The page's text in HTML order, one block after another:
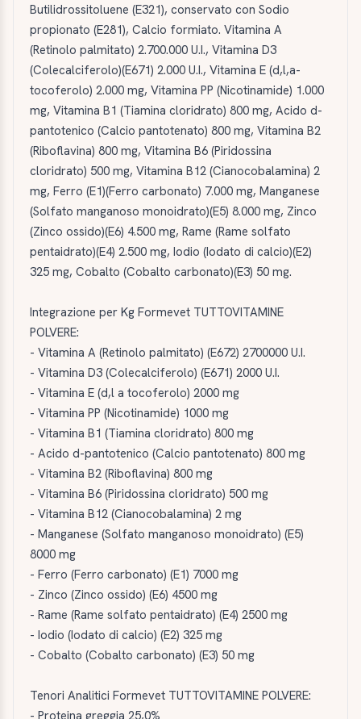
Butilidrossitoluene (E321), conservato con Sodio
propionato (E281), Calcio formiato. Vitamina A
(Retinolo palmitato) 2.700.000 U.I., Vitamina D3
(Colecalciferolo)(E671) 2.000 U.I., Vitamina E (d,l,a-
tocoferolo) 2.000 mg, Vitamina PP (Nicotinamide) 1.000
mg, Vitamina B1 (Tiamina cloridrato) 800 mg, Acido d-
pantotenico (Calcio pantotenato) 800 mg, Vitamina B2
(Riboflavina) 800 mg, Vitamina B6 (Piridossina
cloridrato) 500 mg, Vitamina B12 (Cianocobalamina) 2
mg, Ferro (E1)(Ferro carbonato) 7.000 mg, Manganese
(Solfato manganoso monoidrato)(E5) 8.000 mg, Zinco
(Zinco ossido)(E6) 4.500 mg, Rame (Rame solfato
pentaidrato)(E4) 2.500 mg, Iodio (Iodato di calcio)(E2)
325 mg, Cobalto (Cobalto carbonato)(E3) 50 mg.
Integrazione per Kg Formevet TUTTOVITAMINE
POLVERE:
- Vitamina A (Retinolo palmitato) (E672) 2700000 U.I.
- Vitamina D3 (Colecalciferolo) (E671) 2000 U.I.
- Vitamina E (d,l a tocoferolo) 2000 mg
- Vitamina PP (Nicotinamide) 1000 mg
- Vitamina B1 (Tiamina cloridrato) 800 mg
- Acido d-pantotenico (Calcio pantotenato) 800 mg
- Vitamina B2 (Riboflavina) 800 mg
- Vitamina B6 (Piridossina cloridrato) 500 mg
- Vitamina B12 (Cianocobalamina) 2 mg
- Manganese (Solfato manganoso monoidrato) (E5)
8000 mg
- Ferro (Ferro carbonato) (E1) 7000 mg
- Zinco (Zinco ossido) (E6) 4500 mg
- Rame (Rame solfato pentaidrato) (E4) 2500 mg
- Iodio (Iodato di calcio) (E2) 325 mg
- Cobalto (Cobalto carbonato) (E3) 50 mg
Tenori Analitici Formevet TUTTOVITAMINE POLVERE:
- Proteina greggia 25,0%